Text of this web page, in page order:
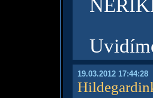
19.03.2012 17:44:28